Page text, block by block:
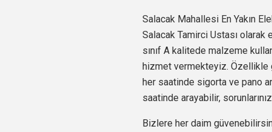
Salacak Mahallesi En Yakın
Salacak Tamirci Ustası olarak
sınıf A kalitede malzeme
hizmet vermekteyiz. Özellikle
her saatinde sigorta ve pano
saatinde arayabilir,
Bizlere her daim